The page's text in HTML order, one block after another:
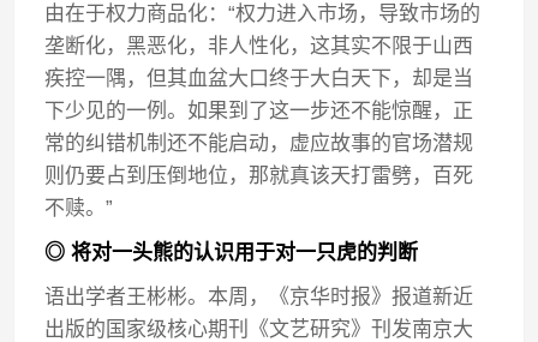
由在于权力商品化：“权力进入市场，导致市场的
垄断化，黑恶化，非人性化，这其实不限于山西
疾控一隅，但其血盆大口终于大白天下，却是当
下少见的一例。如果到了这一步还不能惊醒，正
常的纠错机制还不能启动，虚应故事的官场潜规
则仍要占到压倒地位，那就真该天打雷劈，百死
不赎。”
◎ 将对一头熊的认识用于对一只虎的判断
语出学者王彬彬。本周，《京华时报》报道新近
出版的国家级核心期刊《文艺研究》刊发南京大